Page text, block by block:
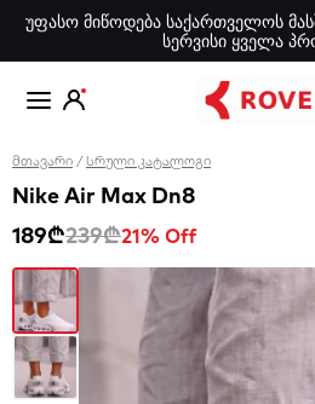
უფასო მიწოდება საქართველოს
სერვისი ყველა
მთავარი / სრული კატალოგი
Nike Air Max Dn8
189₾239₾21% Off